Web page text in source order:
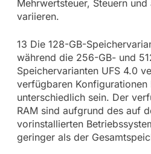
Mehrwertsteuer, Steuern
variieren.
13 Die 128-GB-
während die 256-GB- und
Speichervarianten UFS 4.0
verfügbaren Konfigurationen
unterschiedlich sein. Der
RAM sind aufgrund des auf
vorinstallierten
geringer als der